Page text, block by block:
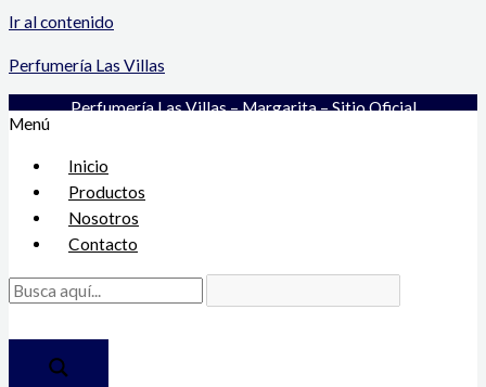
Ir al contenido
Perfumería Las Villas
Perfumería Las Villas – Margarita – Sitio Oficial
Menú
Inicio
Productos
Nosotros
Contacto